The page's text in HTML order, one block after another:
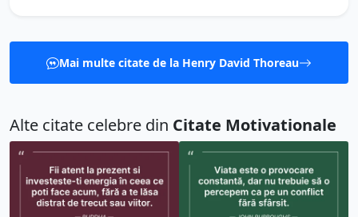
Mai multe citate de la Henry David Thoreau
Alte citate celebre din Citate Motivationale